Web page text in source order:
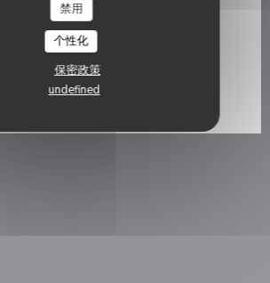
禁用
个性化
保密政策
undefined
des restos tendance bistronomie. Mi-
établissement va ouvrir à l’entrée
comme son nom l’indique, sera
dédié aux poissons.
阅读文章((在新窗口中打开))